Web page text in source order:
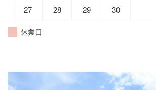
27 28 29 30
休業日